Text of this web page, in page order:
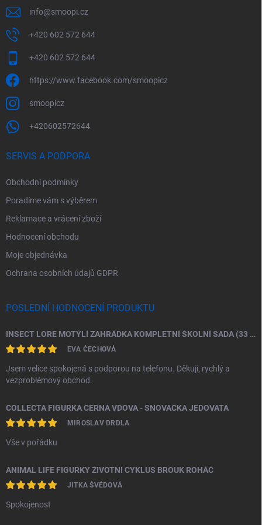
info@smoopi.cz
+420 602 572 644
+420 602 572 644
https://www.facebook.com/smoopicz
smoopicz
+420602572644
SERVIS A PODPORA
Obchodní podmínky
Poradíme vám s výběrem
Reklamace a vrácení zboží
Hodnocení obchodu
Moje objednávka
Ochrana osobních údajů GDPR
POSLEDNÍ HODNOCENÍ PRODUKTU
INSECT LORE MOTÝLÍ ZAHRÁDKA KOMPLETNÍ ŠKOLNÍ SADA (33 HOUSENEK)
EVA ČECHOVÁ
Jsem velice spokojená s podporou na telefonu. Děkuji, rychlý a
vezproblémový obchod.
COLLECTA FIGURKA ČERNÁ VDOVA - SNOVAČKA JEDOVATÁ
MIROSLAV DRDLA
Vše v pořádku
ANIMAL LIFE FIGURKY ŽIVOTNÍ CYKLUS BROUK ROHÁČ
JITKA ŠVÉDOVÁ
Spokojenost